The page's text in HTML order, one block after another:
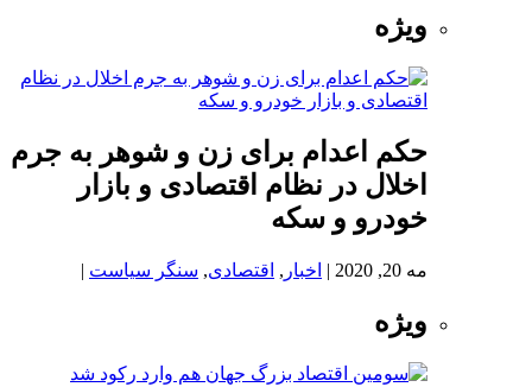
ویژه
حکم اعدام برای زن و شوهر به جرم
اخلال در نظام اقتصادی و بازار
خودرو و سکه
مه 20, 2020 | اخبار , اقتصادی, سنگر سیاست |
ویژه